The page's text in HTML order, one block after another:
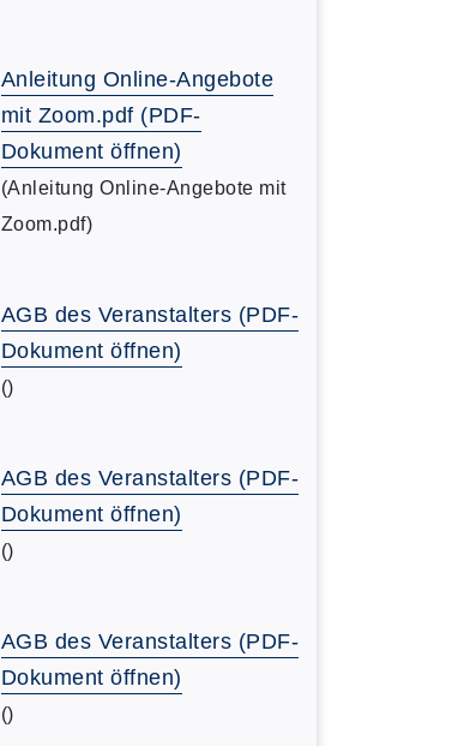
Anleitung Online-Angebote
mit Zoom.pdf (PDF-
Dokument öffnen)
(Anleitung Online-Angebote mit
Zoom.pdf)
AGB des Veranstalters (PDF-
Dokument öffnen)
()
AGB des Veranstalters (PDF-
Dokument öffnen)
()
AGB des Veranstalters (PDF-
Dokument öffnen)
()